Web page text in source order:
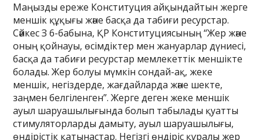
Маңызды ереже Конституция айқындайтын жерге
меншік құқығы және басқа да табиғи ресурстар.
Сәйкес З 6-бабына, ҚР Конституциясының “Жер және
оның қойнауы, өсімдіктер мен жануарлар дүниесі,
басқа да табиғи ресурстар мемлекеттік меншікте
болады. Жер болуы мүмкін сондай-ақ, жеке
меншік, негіздерде, жағдайларда және шекте,
заңмен белгіленген”. Жерге деген жеке меншік
ауыл шаруашылығында болып табылады қуатты
стимуляторларды дамыту, ауыл шаруашылығы,
өндірістік қатынастар. Негізгі өндіріс құралы жер